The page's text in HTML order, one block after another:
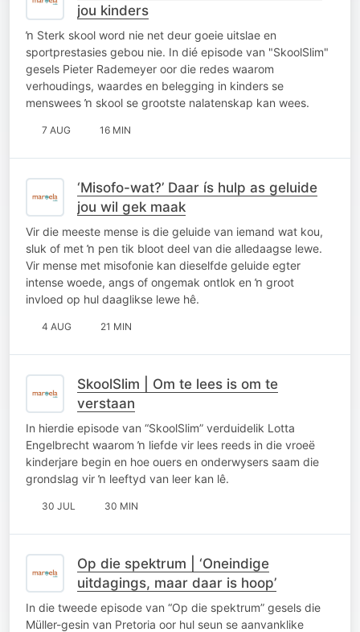
jou kinders
ŉ Sterk skool word nie net deur goeie uitslae en
sportprestasies gebou nie. In dié episode van "SkoolSlim"
gesels Pieter Rademeyer oor die redes waarom
verhoudings, waardes en belegging in kinders se
menswees ŉ skool se grootste nalatenskap kan wees.
7 AUG 16 MIN
‘Misofo-wat?’ Daar ís hulp as geluide
jou wil gek maak
Vir die meeste mense is die geluide van iemand wat kou,
sluk of met ŉ pen tik bloot deel van die alledaagse lewe.
Vir mense met misofonie kan dieselfde geluide egter
intense woede, angs of ongemak ontlok en ŉ groot
invloed op hul daaglikse lewe hê.
4 AUG 21 MIN
SkoolSlim | Om te lees is om te
verstaan
In hierdie episode van “SkoolSlim” verduidelik Lotta
Engelbrecht waarom ŉ liefde vir lees reeds in die vroeë
kinderjare begin en hoe ouers en onderwysers saam die
grondslag vir ŉ leeftyd van leer kan lê.
30 JUL 30 MIN
Op die spektrum | ‘Oneindige
uitdagings, maar daar is hoop’
In die tweede episode van “Op die spektrum” gesels die
Müller-gesin van Pretoria oor hul seun se aanvanklike